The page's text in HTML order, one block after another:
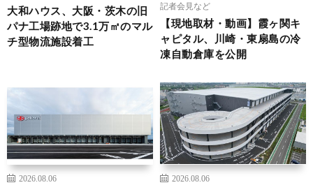
大和ハウス、大阪・茨木の旧
パナ工場跡地で3.1万㎡のマル
チ型物流施設着工
記者会見など
【現地取材・動画】霞ヶ関キ
ャピタル、川崎・東扇島の冷
凍自動倉庫を公開
2026.08.06
2026.08.06